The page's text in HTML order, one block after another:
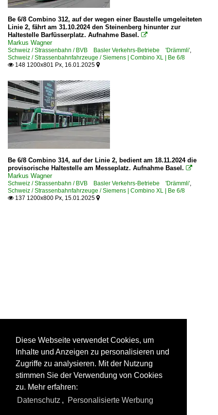
Be 6/8 Combino 312, auf der wegen einer Baustelle umgeleiteten
Linie 2, fährt am 31.10.2024 den Steinenberg hinunter zur
Haltestelle Barfüsserplatz. Aufnahme Basel. 
Markus Wagner
Schweiz / Strassenbahn / BVB Basler Verkehrs-Betriebe 'Drämmli',
Schweiz / Strassenbahnfahrzeuge / Siemens | Combino XL | Be 6/8
 148 1200x801 Px, 16.01.2025 
Be 6/8 Combino 314, auf der Linie 2, bedient am 18.11.2024 die
provisorische Haltestelle am Messeplatz. Aufnahme Basel. 
Markus Wagner
Schweiz / Strassenbahn / BVB Basler Verkehrs-Betriebe 'Drämmli',
Schweiz / Strassenbahnfahrzeuge / Siemens | Combino XL | Be 6/8
 137 1200x800 Px, 15.01.2025 
Diese Webseite verwendet Cookies, um
Inhalte und Anzeigen zu personalisieren und
Zugriffe zu analysieren. Mit der Nutzung
stimmen Sie der Verwendung von Cookies
zu. Mehr erfahren:
Datenschutz , Personalisierte Werbung